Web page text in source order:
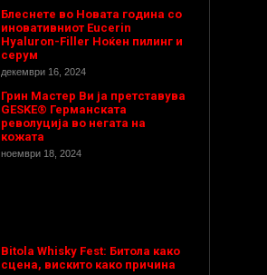
Блеснете во Новата година со
иновативниот Eucerin
Hyaluron-Filler Ноќен пилинг и
серум
декември 16, 2024
Грин Мастер Ви ја претставува
GESKE® Германската
револуција во негата на
кожата
ноември 18, 2024
Bitola Whisky Fest: Битола како
сцена, вискито како причина